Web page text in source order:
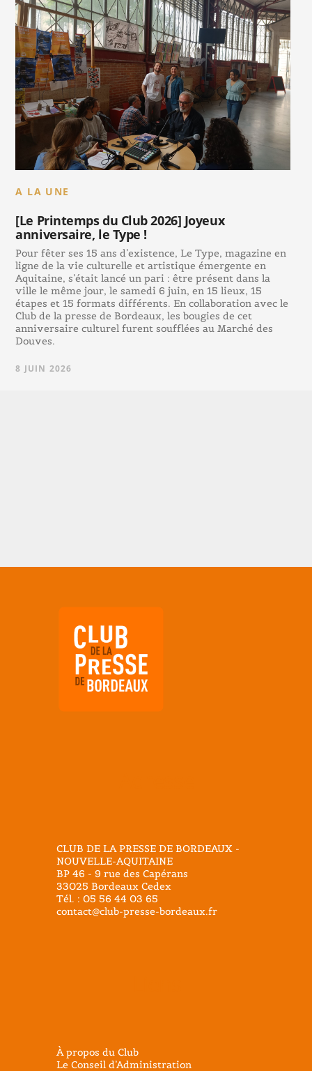
A LA UNE
[Le Printemps du Club 2026] Joyeux
anniversaire, le Type !
Pour fêter ses 15 ans d’existence, Le Type, magazine en
ligne de la vie culturelle et artistique émergente en
Aquitaine, s’était lancé un pari : être présent dans la
ville le même jour, le samedi 6 juin, en 15 lieux, 15
étapes et 15 formats différents. En collaboration avec le
Club de la presse de Bordeaux, les bougies de cet
anniversaire culturel furent soufflées au Marché des
Douves.
8 JUIN 2026
CLUB DE LA PRESSE DE BORDEAUX -
NOUVELLE-AQUITAINE
BP 46 - 9 rue des Capérans
33025 Bordeaux Cedex
Tél. : 05 56 44 03 65
contact@club-presse-bordeaux.fr
À propos du Club
Le Conseil d’Administration